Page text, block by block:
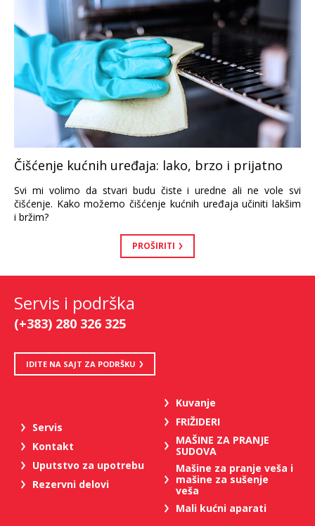
Čišćenje kućnih uređaja: lako, brzo i prijatno
Svi mi volimo da stvari budu čiste i uredne ali ne vole svi
čišćenje. Kako možemo čišćenje kućnih uređaja učiniti lakšim
i bržim?
PROŠIRITI
Servis i podrška
(+383) 280 326 325
IDITE NA SAJT ZA PODRŠKU
Servis
Kontakt
Uputstvo za upotrebu
Rezervni delovi
Kuvanje
FRIŽIDERI
MAŠINE ZA PRANJE
SUDOVA
Mašine za pranje veša i
mašine za sušenje
veša
Mali kućni aparati